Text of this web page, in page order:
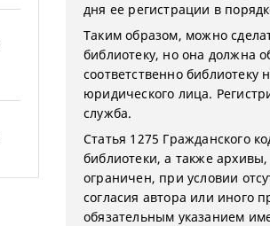
дня ее регистрации в
Таким образом, можно
библиотеку, но она должна
соответственно библиотеку
юридического лица.
служба.
Статья 1275 Гражданского
библиотеки, а также
ограничен, при условии
согласия автора или иного
обязательным указанием